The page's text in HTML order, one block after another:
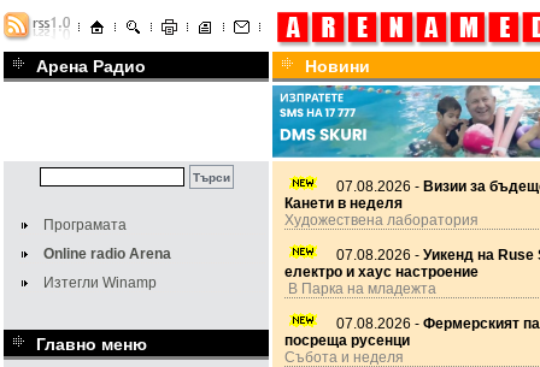
Арена Радио Новини
Програмата
Online radio Arena
Изтегли Winamp
Главно меню
07.08.2026 - Визии за
Канети в неделя
Художествена лаборатория
07.08.2026 - Уикенд на Ruse
електро и хаус настроение
В Парка на младежта
07.08.2026 - Фермерският
посреща русенци
Събота и неделя